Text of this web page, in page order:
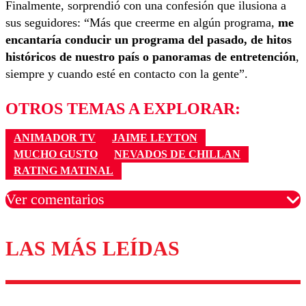
Finalmente, sorprendió con una confesión que ilusiona a
sus seguidores: “Más que creerme en algún programa, me
encantaría conducir un programa del pasado, de hitos
históricos de nuestro país o panoramas de entretención,
siempre y cuando esté en contacto con la gente”.
OTROS TEMAS A EXPLORAR:
ANIMADOR TV
JAIME LEYTON
MUCHO GUSTO
NEVADOS DE CHILLAN
RATING MATINAL
Ver comentarios
Los comentarios son moderados para garantizar un
diálogo respetuoso.
Nombre
LAS MÁS LEÍDAS